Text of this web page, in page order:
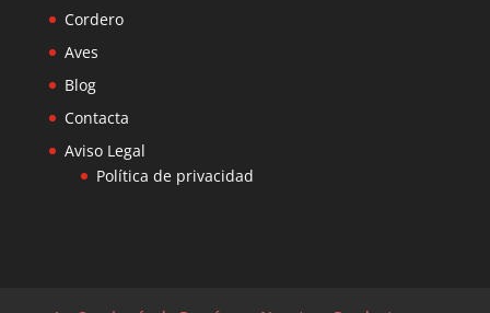
Cordero
Aves
Blog
Contacta
Aviso Legal
Política de privacidad